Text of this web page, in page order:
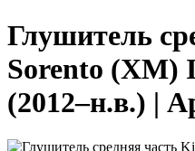
Глушитель
Sorento (XM)
(2012–н.в.) |